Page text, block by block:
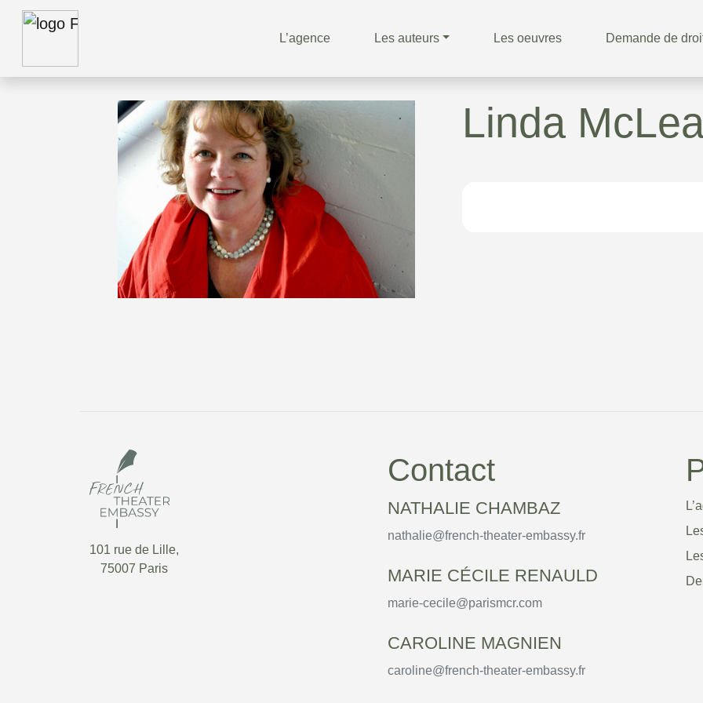
L’agence Les auteurs Les oeuvres Demande de
Linda
101 rue de Lille,
75007 Paris
Contact
NATHALIE CHAMBAZ
nathalie@french-theater-embassy.fr
MARIE CÉCILE RENAULD
marie-cecile@parismcr.com
CAROLINE MAGNIEN
caroline@french-theater-embassy.fr